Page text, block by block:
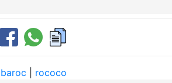
baroc rococo